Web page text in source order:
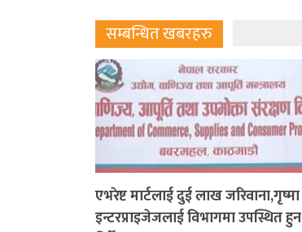
सम्बन्धित खबरहरु
एभरेष्ट मार्टलाई दुई लाख जरिवाना,गृष्मा
इन्टरप्राइजेजलाई विभागमा उपस्थित हुन